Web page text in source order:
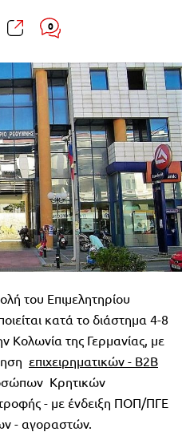
0
του Επιμελητηρίου
κατά το διάστημα 4-8
Κολωνία της Γερμανίας, με
επιχειρηματικών - Β2Β
Κρητικών
- με ένδειξη ΠΟΠ/ΠΓΕ
- αγοραστών.